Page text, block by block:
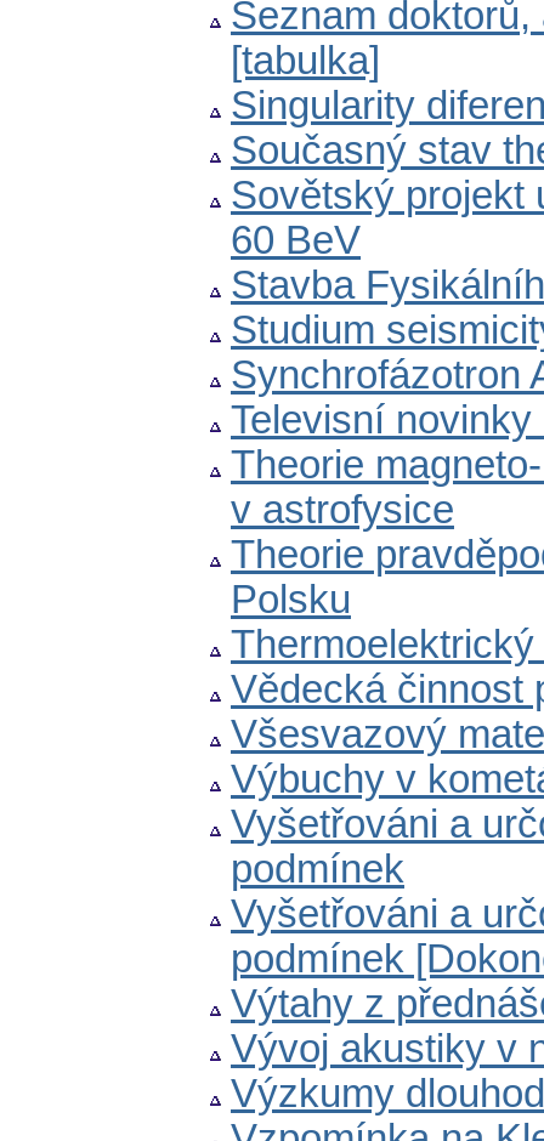
Seznam
[tabulka]
Singularity
Současný stav
Sovětský projekt
60 BeV
Stavba
Studium
Synchrofázotron
Televisní
Theorie
v astrofysice
Theorie
Polsku
Vědecká činnost
Všesvazový
Výbuchy v
Vyšetřováni a
podmínek
Vyšetřováni a
podmínek
Výtahy z
Vývoj akustiky v
Výzkumy